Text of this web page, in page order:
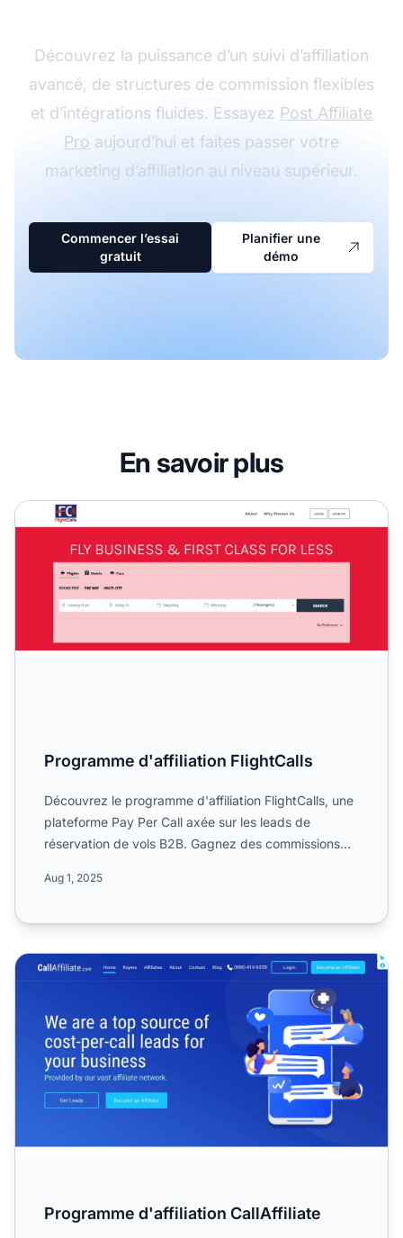
Découvrez la puissance d’un suivi d’affiliation
avancé, de structures de commission flexibles
et d’intégrations fluides. Essayez Post Affiliate
Pro aujourd’hui et faites passer votre
marketing d’affiliation au niveau supérieur.
Commencer l’essai
gratuit
Planifier une
démo
En savoir plus
Programme d'affiliation FlightCalls
Programme d'affiliation FlightCalls
Découvrez le programme d'affiliation FlightCalls, une
plateforme Pay Per Call axée sur les leads de
réservation de vols B2B. Gagnez des commissions
Aug 1, 2025
Programme d'affiliation CallAffiliate
Programme d'affiliation CallAffiliate